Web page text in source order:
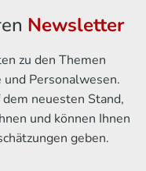
Newsletter
zu den Themen
Personalwesen.
neuesten Stand,
und können Ihnen
geben.